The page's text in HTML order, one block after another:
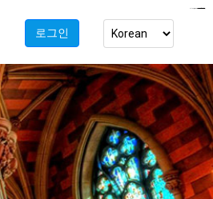
로그인